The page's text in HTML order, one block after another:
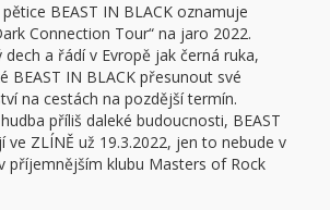
BEAST IN BLACK oznamuje
Connection Tour“ na jaro 2022.
dech a řádí v Evropě jak černá ruka,
BEAST IN BLACK přesunout své
na cestách na pozdější termín.
příliš daleké budoucnosti, BEAST
ve ZLÍNĚ už 19.3.2022, jen to nebude v
příjemnějším klubu Masters of Rock